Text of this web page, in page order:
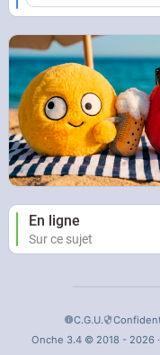
En ligne
Sur ce sujet
C.G.U.
Onche 3.4 © 2018 - 2026